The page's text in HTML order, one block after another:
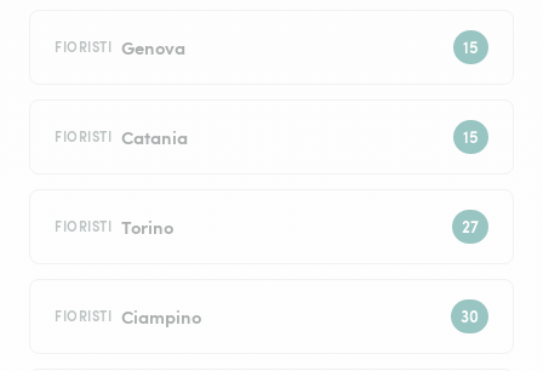
FIORISTI Genova
FIORISTI Catania
FIORISTI Torino
FIORISTI Ciampino